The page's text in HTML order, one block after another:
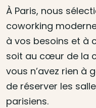
À Paris, nous
coworking
à vos besoins et à
soit au cœur de la
vous n’avez rien à
de réserver les
parisiens.